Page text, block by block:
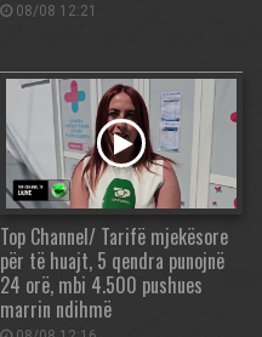
08/08 12:21
Top Channel/ Tarifë mjekësore
për të huajt, 5 qendra punojnë
24 orë, mbi 4.500 pushues
marrin ndihmë